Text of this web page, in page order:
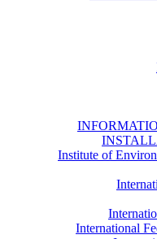
Institute of
International